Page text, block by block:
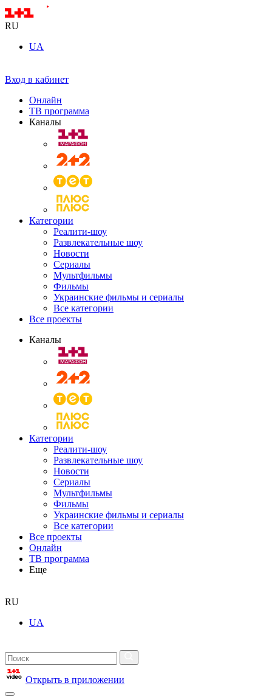
RU
UA
Вход в кабинет
Онлайн
ТВ программа
Каналы
Категории
Реалити-шоу
Развлекательные шоу
Новости
Сериалы
Мультфильмы
Фильмы
Украинские фильмы и сериалы
Все категории
Все проекты
Каналы
Категории
Реалити-шоу
Развлекательные шоу
Новости
Сериалы
Мультфильмы
Фильмы
Украинские фильмы и сериалы
Все категории
Все проекты
Онлайн
ТВ программа
Еще
RU
UA
Открыть в приложении